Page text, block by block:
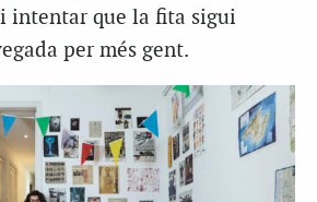
intentar que la fita sigui
per més gent.